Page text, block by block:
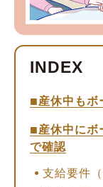
産休中もボ
産休中にボ
で確認
支給要件